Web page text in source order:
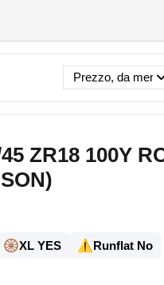
Prezzo, da meno
ZR18 100Y
🛞XL YES ⚠️Runflat No